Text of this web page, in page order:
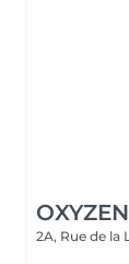
OXYZEN
2A, Rue de la